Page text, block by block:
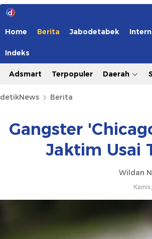
Home Berita Jabodetabek
Indeks
Adsmart Terpopuler Daerah
detikNews Berita
Gangster
Jaktim Usai
Wildan